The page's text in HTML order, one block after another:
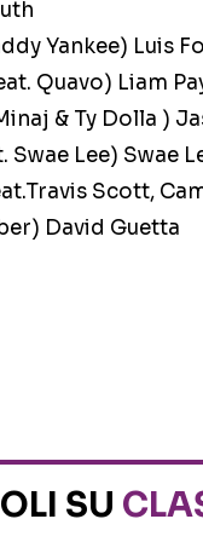
Yankee) Luis
Quavo) Liam
& Ty Dolla )
Lee) Swae
Scott,
David Guetta
SU